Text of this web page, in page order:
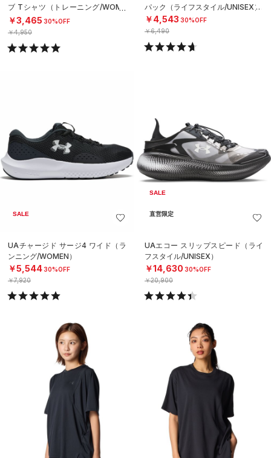
ブ Tシャツ（トレーニング/WOME
N）
￥3,465 30%OFF
￥4,950
パック（ライフスタイル/UNISEX）
￥4,543 30%OFF
￥6,490
SALE
UAチャージド サージ4 ワイド（ラ
ンニング/WOMEN）
￥5,54430%OFF
￥7,920
SALE
直営限定
UAエコー スリップスピード（ライ
フスタイル/UNISEX）
￥14,630 30%OFF
￥20,900